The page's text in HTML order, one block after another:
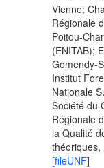
Vienne;
Régionale
Poitou-
(ENITAB);
Gomendy-
Institut
Nationale
Société du
Régionale
la Qualité
théoriques,
[fileUNF]